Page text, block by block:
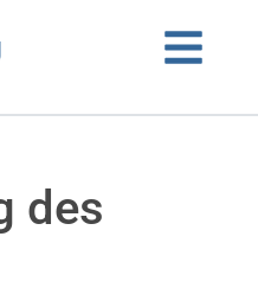
des